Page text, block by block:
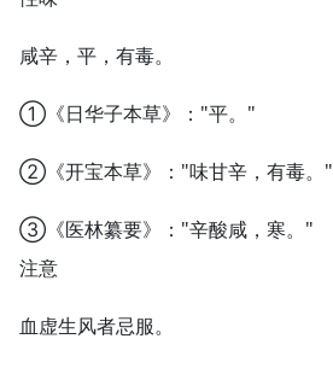
咸辛，平，有毒。
①《日华子本草》："平。"
②《开宝本草》："味甘辛，有毒。"
③《医林纂要》："辛酸咸，寒。"
注意
血虚生风者忌服。